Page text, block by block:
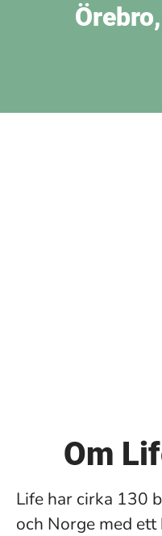
Om
Life har cirka 130
och Norge med